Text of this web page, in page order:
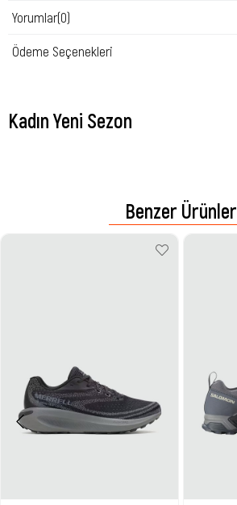
Yorumlar(0)
Ödeme Seçenekleri
Kadın Yeni Sezon
Benzer Ürünler